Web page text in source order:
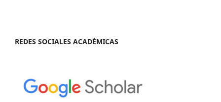
REDES SOCIALES ACADÉMICAS